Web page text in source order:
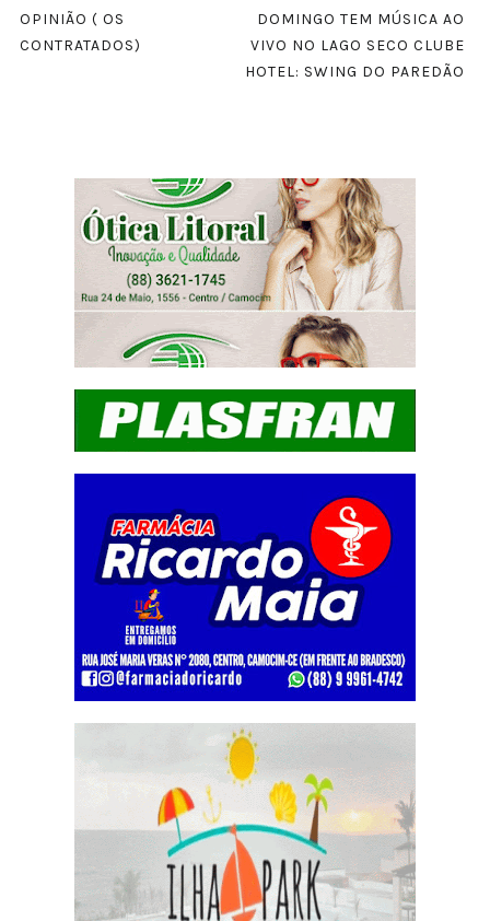
OPINIÃO ( OS
CONTRATADOS)
DOMINGO TEM MÚSICA AO
VIVO NO LAGO SECO CLUBE
HOTEL: SWING DO PAREDÃO